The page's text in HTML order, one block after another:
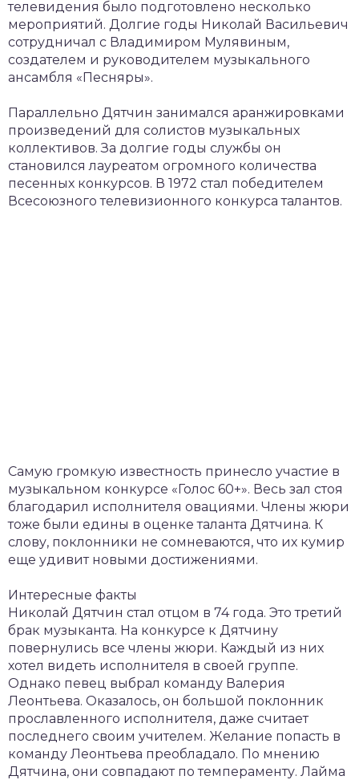
телевидения было подготовлено несколько
мероприятий. Долгие годы Николай Васильевич
сотрудничал с Владимиром Мулявиным,
создателем и руководителем музыкального
ансамбля «Песняры».
Параллельно Дятчин занимался аранжировками
произведений для солистов музыкальных
коллективов. За долгие годы службы он
становился лауреатом огромного количества
песенных конкурсов. В 1972 стал победителем
Всесоюзного телевизионного конкурса талантов.
Самую громкую известность принесло участие в
музыкальном конкурсе «Голос 60+». Весь зал стоя
благодарил исполнителя овациями. Члены жюри
тоже были едины в оценке таланта Дятчина. К
слову, поклонники не сомневаются, что их кумир
еще удивит новыми достижениями.
Интересные факты
Николай Дятчин стал отцом в 74 года. Это третий
брак музыканта. На конкурсе к Дятчину
повернулись все члены жюри. Каждый из них
хотел видеть исполнителя в своей группе.
Однако певец выбрал команду Валерия
Леонтьева. Оказалось, он большой поклонник
прославленного исполнителя, даже считает
последнего своим учителем. Желание попасть в
команду Леонтьева преобладало. По мнению
Дятчина, они совпадают по темпераменту. Лайма